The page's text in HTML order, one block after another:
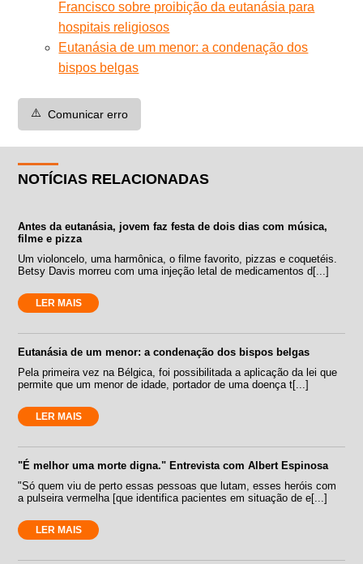
Francisco sobre proibição da eutanásia para
hospitais religiosos
Eutanásia de um menor: a condenação dos
bispos belgas
⚠️ Comunicar erro
NOTÍCIAS RELACIONADAS
Antes da eutanásia, jovem faz festa de dois dias com música,
filme e pizza
Um violoncelo, uma harmônica, o filme favorito, pizzas e coquetéis.
Betsy Davis morreu com uma injeção letal de medicamentos d[...]
LER MAIS
Eutanásia de um menor: a condenação dos bispos belgas
Pela primeira vez na Bélgica, foi possibilitada a aplicação da lei que
permite que um menor de idade, portador de uma doença t[...]
LER MAIS
"É melhor uma morte digna." Entrevista com Albert Espinosa
"Só quem viu de perto essas pessoas que lutam, esses heróis com
a pulseira vermelha [que identifica pacientes em situação de e[...]
LER MAIS